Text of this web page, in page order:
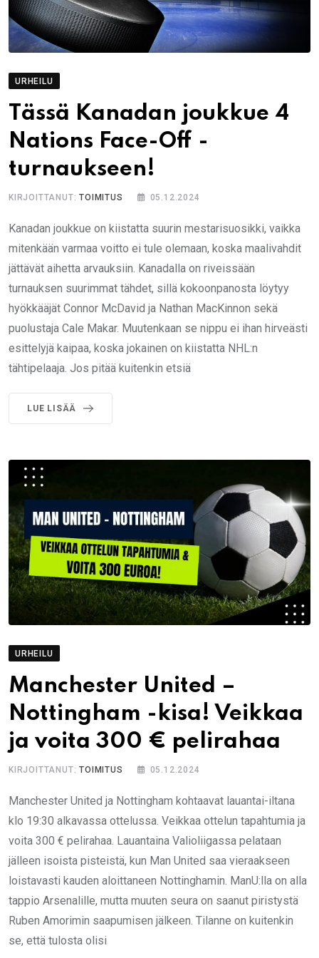
URHEILU
Tässä Kanadan joukkue 4
Nations Face-Off -
turnaukseen!
KIRJOITTANUT:TOIMITUS 05.12.2024
Kanadan joukkue on kiistatta suurin mestarisuosikki, vaikka
mitenkään varmaa voitto ei tule olemaan, koska maalivahdit
jättävät aihetta arvauksiin. Kanadalla on riveissään
turnauksen suurimmat tähdet, sillä kokoonpanosta löytyy
hyökkääjät Connor McDavid ja Nathan MacKinnon sekä
puolustaja Cale Makar. Muutenkaan se nippu ei ihan hirveästi
esittelyjä kaipaa, koska jokainen on kiistatta NHL:n
tähtipelaaja. Jos pitää kuitenkin etsiä
LUE LISÄÄ
URHEILU
Manchester United –
Nottingham -kisa! Veikkaa
ja voita 300 € pelirahaa
KIRJOITTANUT:TOIMITUS 05.12.2024
Manchester United ja Nottingham kohtaavat lauantai-iltana
klo 19:30 alkavassa ottelussa. Veikkaa ottelun tapahtumia ja
voita 300 € pelirahaa. Lauantaina Valioliigassa pelataan
jälleen isoista pisteistä, kun Man United saa vieraakseen
loistavasti kauden aloittaneen Nottinghamin. ManU:lla on alla
tappio Arsenalille, mutta muuten seura on saanut piristystä
Ruben Amorimin saapumisen jälkeen. Tilanne on kuitenkin
se, että tulosta olisi